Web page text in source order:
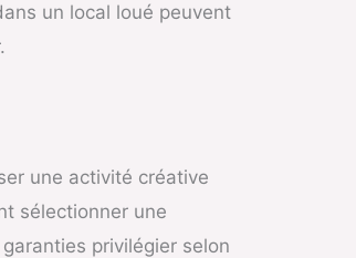
un local loué peuvent
une activité créative
sélectionner une
privilégier selon